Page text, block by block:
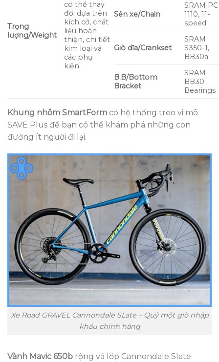
Trọng
lượng/Weight
có thể thay
đổi dựa trên
kích cỡ, chất
liệu hoàn
thiện, chi tiết
kim loại và
các phụ
kiện.
Sên xe/Chain
SRAM PC
1110, 11-
speed
Giò dĩa/Crankset
SRAM
S350-1,
BB30a
B.B/Bottom
Bracket
SRAM
BB30
Bearings
Khung nhôm SmartForm có hệ thống treo vi mô
SAVE Plus để bạn có thể khám phá những con
đường ít người đi lại.
Xe Road GRAVEL Cannondale SLate – Quỷ một giò nhập
khẩu chính hãng
Vành Mavic 650b rộng và lốp Cannondale Slate